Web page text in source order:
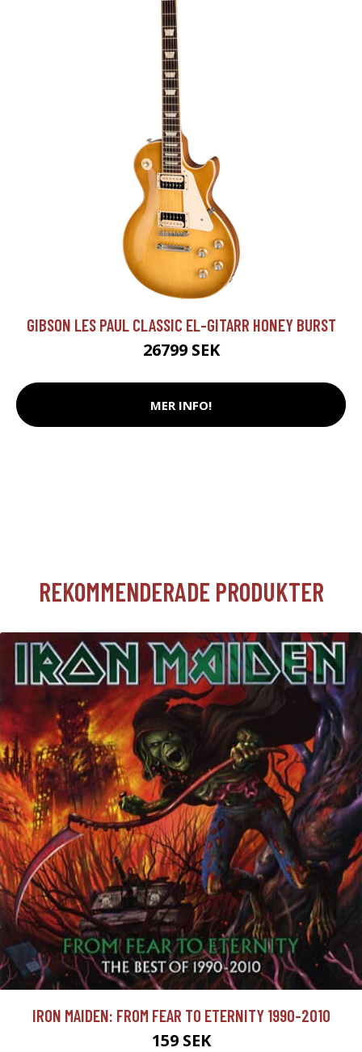
GIBSON LES PAUL CLASSIC EL-GITARR HONEY BURST
26799 SEK
MER INFO!
REKOMMENDERADE PRODUKTER
IRON MAIDEN: FROM FEAR TO ETERNITY 1990-2010
159 SEK